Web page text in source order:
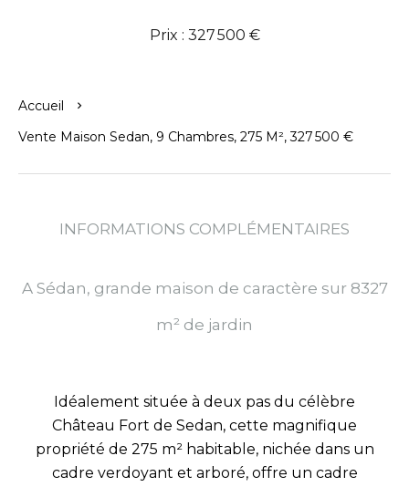
Prix : 327 500 €
Accueil
Vente Maison Sedan, 9 Chambres, 275 M², 327 500 €
INFORMATIONS COMPLÉMENTAIRES
A Sédan, grande maison de caractère sur 8327
m² de jardin
Idéalement située à deux pas du célèbre
Château Fort de Sedan, cette magnifique
propriété de 275 m² habitable, nichée dans un
cadre verdoyant et arboré, offre un cadre